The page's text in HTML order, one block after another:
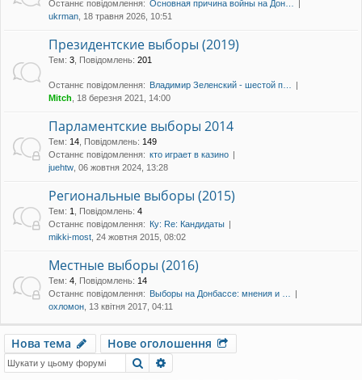
уп
Останнє повідомлення: Основная причина войны на Дон…
ukrman , 18 травня 2026, 10:51
Президентские выборы (2019)
Тем: 3 Повідомлень: 201
Останнє повідомлення: Владимир Зеленский - шестой п…
Mitch , 18 березня 2021, 14:00
Парламентские выборы 2014
Тем: 14 Повідомлень: 149
Останнє повідомлення: кто играет в казино
juehtw , 06 жовтня 2024, 13:28
Региональные выборы (2015)
Тем: 1 Повідомлень: 4
Останнє повідомлення: Ку: Re: Кандидаты
mikki-most , 24 жовтня 2015, 08:02
Местные выборы (2016)
Тем: 4 Повідомлень: 14
Останнє повідомлення: Выборы на Донбассе: мнения и …
охломон , 13 квітня 2017, 04:11
Нова тема
Нове оголошення
Пошук